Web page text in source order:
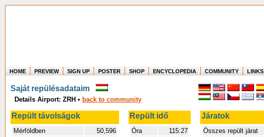
Where in the world have you flown?
How long have you been in the air?
Create your own FlightMemory and see!
HOME PREVIEW SIGN UP POSTER SHOP ENCYCLOPEDIA COMMUNITY LINKS
Saját repülésadataim
Details Airport: ZRH • back to community
Repült távolságok Repült idő Járatok
Mérföldben
50,596
Óra
115:27
Összes repült járat